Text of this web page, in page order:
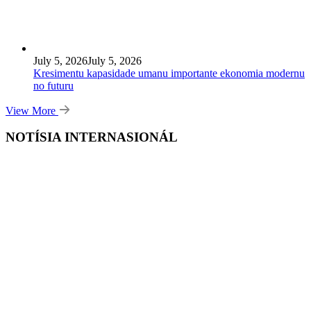
July 5, 2026July 5, 2026
Kresimentu kapasidade umanu importante ekonomia modernu
no futuru
View More
NOTÍSIA INTERNASIONÁL